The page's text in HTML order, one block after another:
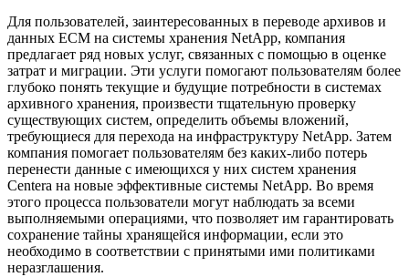
Для пользователей, заинтересованных в переводе архивов и
данных ECM на системы хранения NetApp, компания
предлагает ряд новых услуг, связанных с помощью в оценке
затрат и миграции. Эти услуги помогают пользователям более
глубоко понять текущие и будущие потребности в системах
архивного хранения, произвести тщательную проверку
существующих систем, определить объемы вложений,
требующиеся для перехода на инфраструктуру NetApp. Затем
компания помогает пользователям без каких-либо потерь
перенести данные с имеющихся у них систем хранения
Centera на новые эффективные системы NetApp. Во время
этого процесса пользователи могут наблюдать за всеми
выполняемыми операциями, что позволяет им гарантировать
сохранение тайны хранящейся информации, если это
необходимо в соответствии с принятыми ими политиками
неразглашения.